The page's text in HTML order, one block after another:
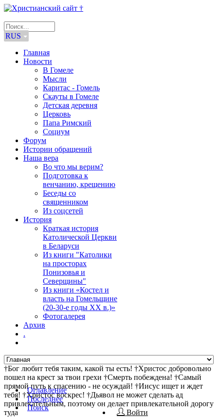
RUS
Главная
Новости
В Гомеле
Мысли
Каритас - Гомель
Скауты в Гомеле
Детская деревня
Церковь
Папа Римский
Социум
Форум
Истории обращений
Наша вера
Во что мы верим?
Подготовка к
венчанию, крещению
Беседы со
священником
Из соцсетей
История
Краткая история
Католической Церкви
в Беларуси
Из книги "Католики
на просторах
Понизовья и
Северщины"
Из книги «Костел и
власть на Гомельщине
(20-30-е годы ХХ в.)»
Фотогалерея
Архив
.
†Бог любит тебя таким, какой ты есть! †Христос добровольно
пошел на крест за твои грехи †Смерть побеждена! †Самый
прямой путь к спасению - не осуждай! †Иисус ищет и ждет
тебя! †Христос воскрес! †Дьявол не может сделать ад
привлекательным, поэтому он делает привлекательной дорогу
туда
Оглавление
Последнее
Поиск
Войти